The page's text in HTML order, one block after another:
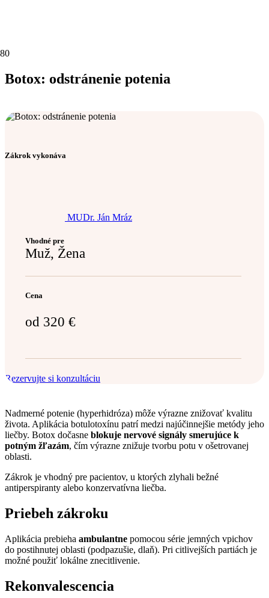
Botox: odstránenie potenia
Zákrok vykonáva
MUDr. Ján Mráz
Vhodné pre
Muž, Žena
Cena
od 320 €
Rezervujte si konzultáciu
Nadmerné potenie (hyperhidróza) môže výrazne znižovať kvalitu
života. Aplikácia botulotoxínu patrí medzi najúčinnejšie metódy jeho
liečby. Botox dočasne blokuje nervové signály smerujúce k
potným žľazám, čím výrazne znižuje tvorbu potu v ošetrovanej
oblasti.
Zákrok je vhodný pre pacientov, u ktorých zlyhali bežné
antiperspiranty alebo konzervatívna liečba.
Priebeh zákroku
Aplikácia prebieha ambulantne pomocou série jemných vpichov
do postihnutej oblasti (podpazušie, dlaň). Pri citlivejších partiách je
možné použiť lokálne znecitlivenie.
Rekonvalescencia